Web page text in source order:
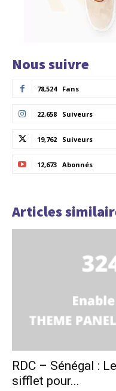
Nous suivre
78,524 Fans
22,658 Suiveurs
19,762 Suiveurs
12,673 Abonnés
Articles
RDC – Sénégal :
sifflet pour...